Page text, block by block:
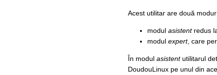
Acest utilitar are două
modul asistentredus
modul expert, care
În modul asistentutilitarul
DoudouLinux pe unul din